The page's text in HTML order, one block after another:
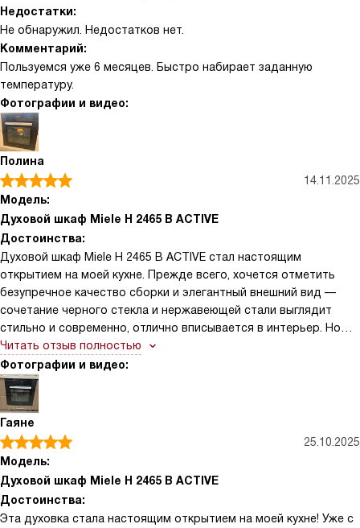
Недостатки:
Не обнаружил. Недостатков нет.
Комментарий:
Пользуемся уже 6 месяцев. Быстро набирает заданную
температуру.
Фотографии и видео:
Полина
14.11.2025
Модель:
Духовой шкаф Miele H 2465 B ACTIVE
Достоинства:
Духовой шкаф Miele H 2465 B ACTIVE стал настоящим
открытием на моей кухне. Прежде всего, хочется отметить
безупречное качество сборки и элегантный внешний вид —
сочетание черного стекла и нержавеющей стали выглядит
стильно и современно, отлично вписывается в интерьер. Но
главное — это функциональность. Режим AirFry особенно
порадовал: теперь я могу готовить хрустящую курицу или
картофель фри без лишнего масла, и результат получается
ничуть не хуже, чем в настоящей аэрогрилке. Очень удобна
функция «Конвекция плюс» — блюда пропекаются равномерно
даже на нескольких уровнях одновременно, что особенно
ценно, когда нужно накрыть стол для большой семьи или
гостей. Также оценила наличие индикации фактической
температуры: больше не нужно гадать, прогрелась ли духовка
— всё под контролем. Семисегментный дисплей EasyControl
прост в использовании, а автоматические программы
Читать отзыв полностью
Фотографии и видео:
Гаяне
25.10.2025
Модель:
Духовой шкаф Miele H 2465 B ACTIVE
Достоинства:
Эта духовка стала настоящим открытием на моей кухне! Уже с